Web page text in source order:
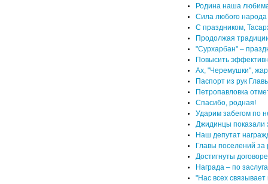
Родина наша
Сила любого народа
С праздником,
Продолжая
"Сурхарбан" –
Повысить
Ах, "Черемушки",
Паспорт из рук
Петропавловка
Спасибо, родная!
Ударим забегом по
Джидинцы показали
Наш депутат
Главы поселений за
Достигнуты
Награда – по
"Нас всех